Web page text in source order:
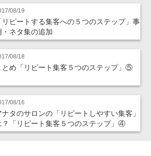
08/19
リピートする集客への５つのステップ」事
・ネタ集の追加
08/18
とめ「リピート集客５つのステップ」⑤
08/16
ナタのサロンの「リピートしやすい集客」
？「リピート集客５つのステップ」④